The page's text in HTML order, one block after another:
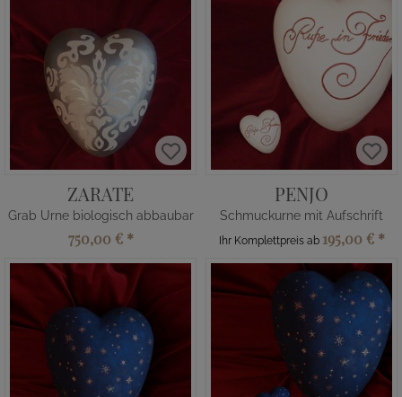
ZARATE
Grab Urne biologisch abbaubar
750,00 € *
PENJO
Schmuckurne mit Aufschrift
Ihr Komplettpreis ab 195,00 € *